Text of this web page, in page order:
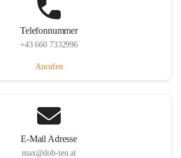
Telefonnummer
+43 660 7332996
Anrufen
E-Mail Adresse
max@dob-ten.at